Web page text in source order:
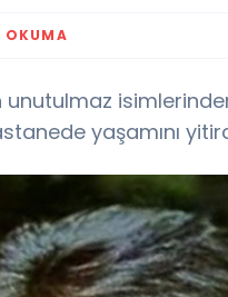
OKUMA
unutulmaz
yaşamını